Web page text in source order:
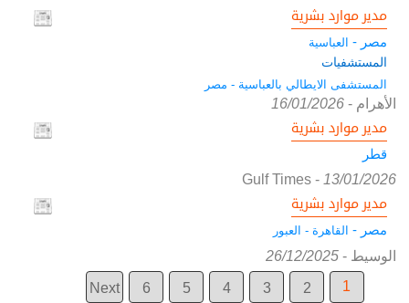
مدير موارد بشرية
مصر - العباسية
المستشفيات
المستشفى الايطالي بالعباسية - مصر
الأهرام -
16/01/2026
مدير موارد بشرية
قطر
Gulf Times- 13/01/2026
مدير موارد بشرية
مصر - القاهرة - العبور
الوسيط -
26/12/2025
1
2
3
4
5
6
Next